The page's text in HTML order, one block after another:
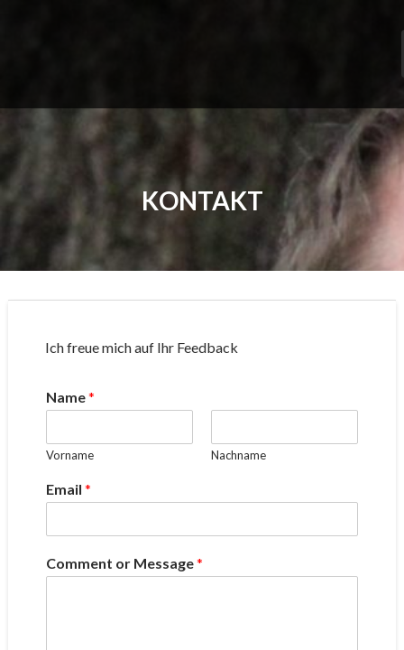
KONTAKT
Ich freue mich auf Ihr Feedback
Name*
Vorname Nachname
Email *
Comment or Message*